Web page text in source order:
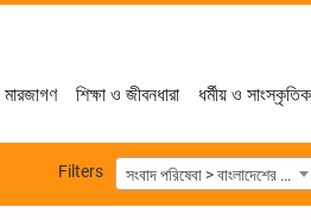
মারজাগণ শিক্ষা ও জীবনধারা ধর্মীয় ও
Filters সংবাদ পরিষেবা > বাংলাদেশের সংবাদ